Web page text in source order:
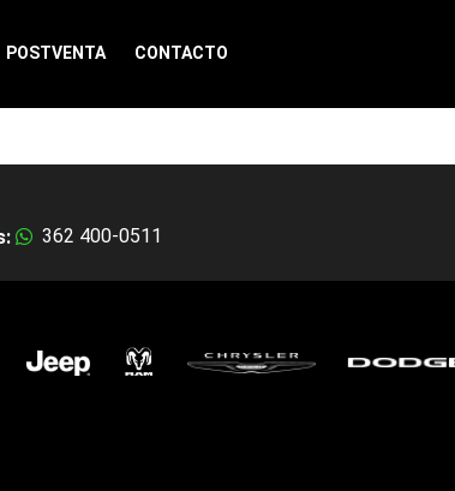
POSTVENTA CONTACTO
362 400-0511